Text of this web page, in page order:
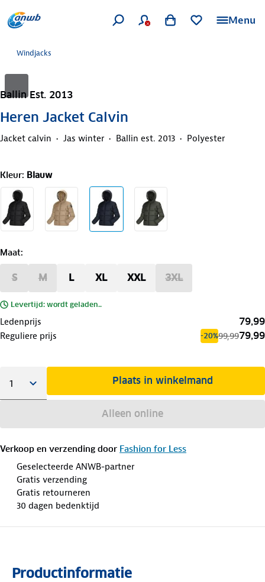
Menu
Windjacks
Ballin Est. 2013
Heren Jacket Calvin
Jacket calvin Jas winter Ballin est. 2013 Polyester
Kleur: Blauw
Maat:
S M L XL XXL 3XL
Levertijd: wordt geladen..
Ledenprijs 79,99
Reguliere prijs -20%99,9979,99
Plaats in winkelmand
Alleen online
Verkoop en verzending door Fashion for Less
Geselecteerde ANWB-partner
Gratis verzending
Gratis retourneren
30 dagen bedenktijd
Productinformatie